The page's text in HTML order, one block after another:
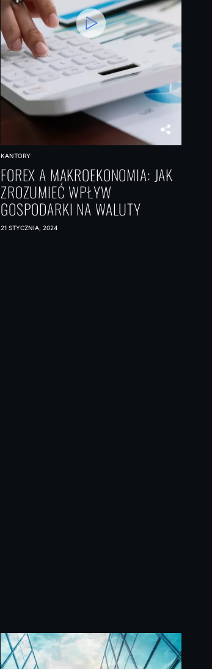
KANTORY
FOREX A MAKROEKONOMIA: JAK
ZROZUMIEĆ WPŁYW
GOSPODARKI NA WALUTY
21 STYCZNIA, 2024